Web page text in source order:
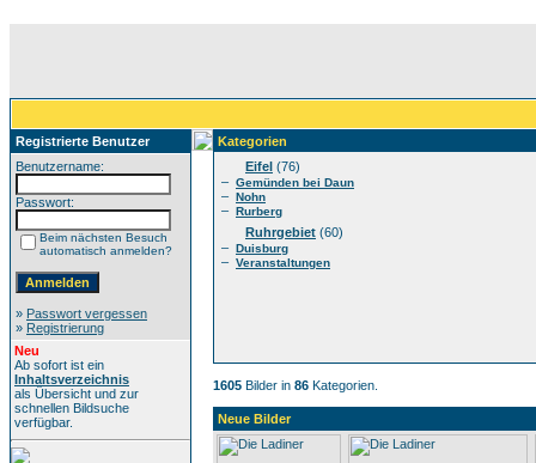
Registrierte Benutzer
Benutzername:
Passwort:
Beim nächsten Besuch
automatisch anmelden?
» Passwort vergessen
» Registrierung
Neu
Ab sofort ist ein
Inhaltsverzeichnis
als Übersicht und zur
schnellen Bildsuche
verfügbar.
Kategorien
Eifel (76)
– Gemünden bei Daun
– Nohn
– Rurberg
Ruhrgebiet (60)
– Duisburg
– Veranstaltungen
1605 Bilder in 86 Kategorien.
Neue Bilder